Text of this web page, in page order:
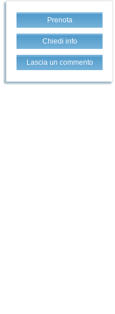
Prenota
Chiedi info
Lascia un commento